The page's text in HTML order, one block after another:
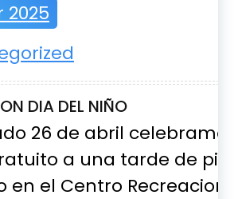
2025
DIA DEL NIÑO
26 de abril
a una tarde de
en el Centro